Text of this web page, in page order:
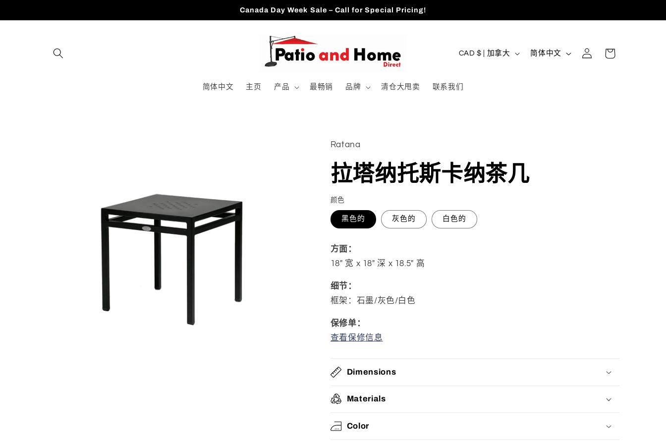
Canada Day Week Sale – Call for Special Pricing!
简体中文 主页 产品 最畅销 品牌 清仓大甩卖 联系我们
国
/
CAD $ | 加拿大
语
简体中文
登
录
物
Ratana
拉塔纳托斯卡纳茶几
颜色
黑色的 灰色的 白色的
方面：
18" 宽 x 18" 深 x 18.5" 高
细节：
框架： 石墨/灰色/白色
保修单：
查看保修信息
Dimensions
Materials
Color